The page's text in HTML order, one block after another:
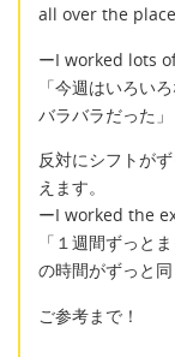
all over the place
ーI worked lots
「今週はいろい
バラバラだった」
反対にシフトが
えます。
ーI worked the
「１週間ずっと
の時間がずっと同
ご参考まで！